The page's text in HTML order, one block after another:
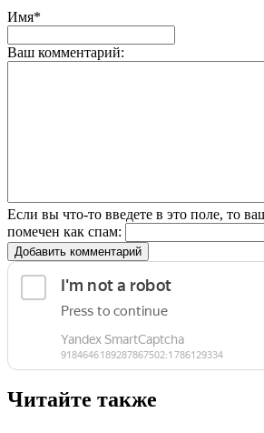
Имя*
Ваш комментарий:
Если вы что-то введете в это поле, то
помечен как спам:
Добавить комментарий
Читайте также